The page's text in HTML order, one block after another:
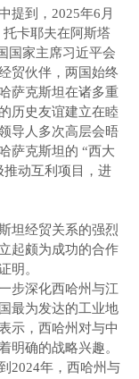
提到，2025年6月
卡耶夫在阿斯塔
国家主席习近平会
贸伙伴，两国始终
萨克斯坦在诸多重
历史友谊建立在睦
导人多次高层会晤
萨克斯坦的 “西大
推动互利项目，进
坦经贸关系的强烈
起颇为成功的合作
明。
步深化西哈州与江
最为发达的工业地
示，西哈州对与中
明确的战略兴趣。
2024年，西哈州与